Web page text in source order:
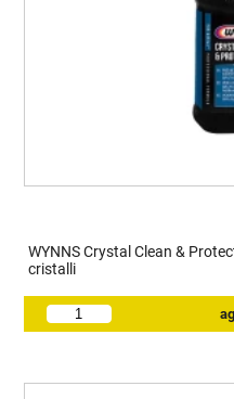
WYNNS Crystal Clean &
cristalli